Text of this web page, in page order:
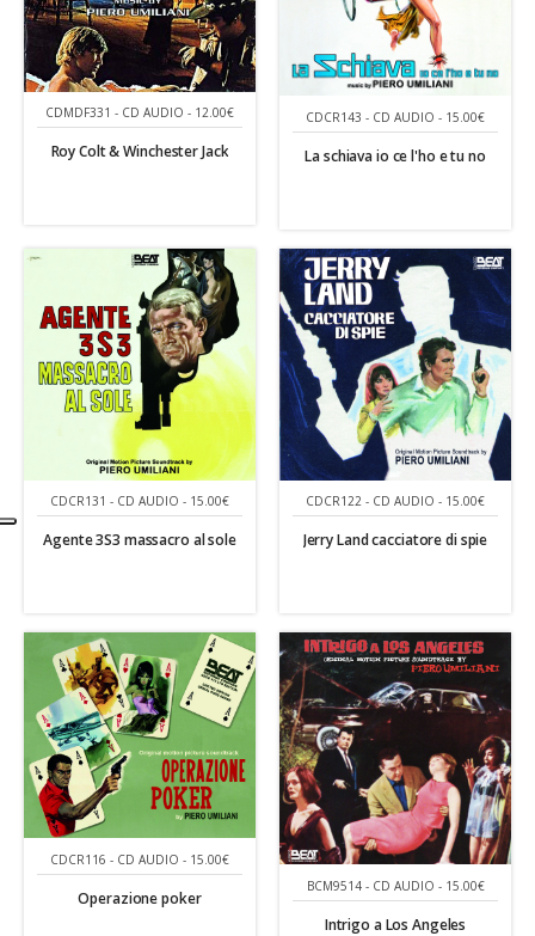
CDMDF331 - CD AUDIO - 12.00€
Roy Colt & Winchester Jack
CDCR143 - CD AUDIO - 15.00€
La schiava io ce l'ho e tu no
CDCR131 - CD AUDIO - 15.00€
Agente 3S3 massacro al sole
CDCR122 - CD AUDIO - 15.00€
Jerry Land cacciatore di spie
CDCR116 - CD AUDIO - 15.00€
Operazione poker
BCM9514 - CD AUDIO - 15.00€
Intrigo a Los Angeles